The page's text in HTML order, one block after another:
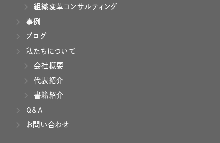
組織変革コンサルティング
事例
ブログ
私たちについて
会社概要
代表紹介
書籍紹介
Q&A
お問い合わせ